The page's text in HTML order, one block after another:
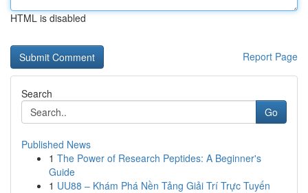
HTML is disabled
Report Page
Search
Go
Published News
1 The Power of Research Peptides: A Beginner's
Guide
1 UU88 – Khám Phá Nền Tảng Giải Trí Trực Tuyến